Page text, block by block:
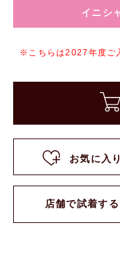
イニシ
※こちらは2027年度ご
お気に入り
店舗で試着する